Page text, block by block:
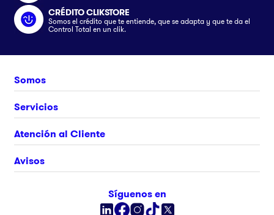
CRÉDITO CLIKSTORE
Somos el crédito que te entiende, que se adapta y que te da el
Control Total en un clik.
Somos
Nosotros
Únete al equipo
Contacto
Servicios
Crédito Clikstore
Gift Card
Rastrea tu pedido
Atención al Cliente
¿Cómo comprar?
Facturación Electrónica
Avisos
Términos y Condiciones
Síguenos en